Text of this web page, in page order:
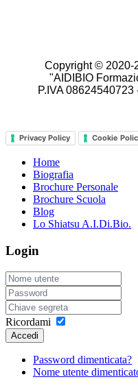
Copyright © 2020-
"AIDIBIO
P.IVA
Privacy Policy Cookie
Home
Biografia
Brochure Personale
Brochure Scuola
Blog
Lo Shiatsu A.I.Di.Bio.
Login
Ricordami
Accedi
Password dimenticata?
Nome utente